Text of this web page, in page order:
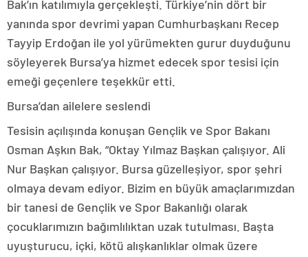
Bak’ın katılımıyla gerçekleşti. Türkiye’nin dört bir
yanında spor devrimi yapan Cumhurbaşkanı Recep
Tayyip Erdoğan ile yol yürümekten gurur duyduğunu
söyleyerek Bursa’ya hizmet edecek spor tesisi için
emeği geçenlere teşekkür etti.
Bursa’dan ailelere seslendi
Tesisin açılışında konuşan Gençlik ve Spor Bakanı
Osman Aşkın Bak, “Oktay Yılmaz Başkan çalışıyor. Ali
Nur Başkan çalışıyor. Bursa güzelleşiyor, spor şehri
olmaya devam ediyor. Bizim en büyük amaçlarımızdan
bir tanesi de Gençlik ve Spor Bakanlığı olarak
çocuklarımızın bağımlılıktan uzak tutulması. Başta
uyuşturucu, içki, kötü alışkanlıklar olmak üzere